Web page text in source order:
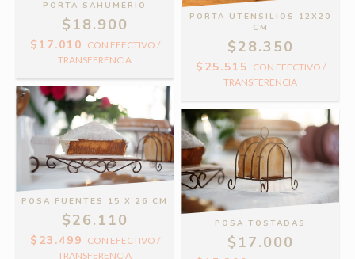
PORTA SAHUMERIO
$18.900
$17.010 CON EFECTIVO /
TRANSFERENCIA
PORTA UTENSILIOS 12X20
CM
$28.350
$25.515 CON EFECTIVO /
TRANSFERENCIA
POSA FUENTES 15 X 26 CM
$26.110
$23.499 CON EFECTIVO /
TRANSFERENCIA
POSA TOSTADAS
$17.000